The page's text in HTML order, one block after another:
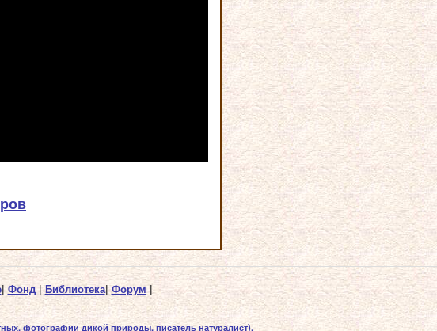
| Фонд|Библиотека|Форум|
фотографии дикой природы, писатель натуралист).